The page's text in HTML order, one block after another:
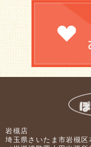
岩槻店
埼玉県さいたま市岩槻